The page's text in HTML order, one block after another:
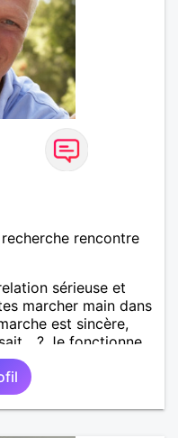
rencontre
sérieuse et
marcher main dans
est sincère,
...? Je fonctionne